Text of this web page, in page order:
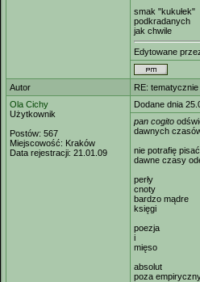
smak "kukułek"
podkradanych
jak chwile
Edytowane
Autor
RE: tematycznie
Ola Cichy
Użytkownik
Postów: 567
Miejscowość: Kraków
Data rejestracji: 21.01.09
Dodane dnia
pan cogito
dawnych
nie potrafię pisać
dawne czasy
perły
cnoty
bardzo mądre
księgi
poezja
i
mięso
absolut
poza